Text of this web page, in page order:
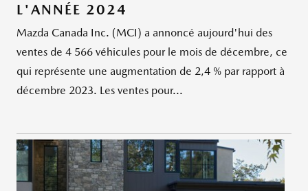
L'ANNÉE 2024
Mazda Canada Inc. (MCI) a annoncé aujourd'hui des
ventes de 4 566 véhicules pour le mois de décembre, ce
qui représente une augmentation de 2,4 % par rapport à
décembre 2023. Les ventes pour...